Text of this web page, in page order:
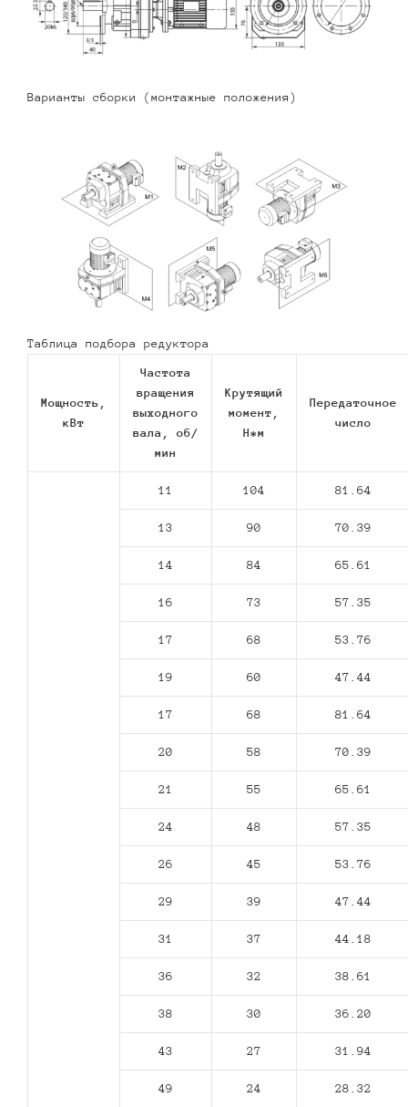
Варианты сборки (монтажные положения)
Таблица подбора редуктора
Мощность,
кВт
Частота
вращения
выходного
вала, об/
мин
Крутящий
момент,
Н*м
Передаточное
число
11 104 81.64
13 90 70.39
14 84 65.61
16 73 57.35
17 68 53.76
19 60 47.44
17 68 81.64
20 58 70.39
21 55 65.61
24 48 57.35
26 45 53.76
29 39 47.44
31 37 44.18
36 32 38.61
38 30 36.20
43 27 31.94
49 24 28.32